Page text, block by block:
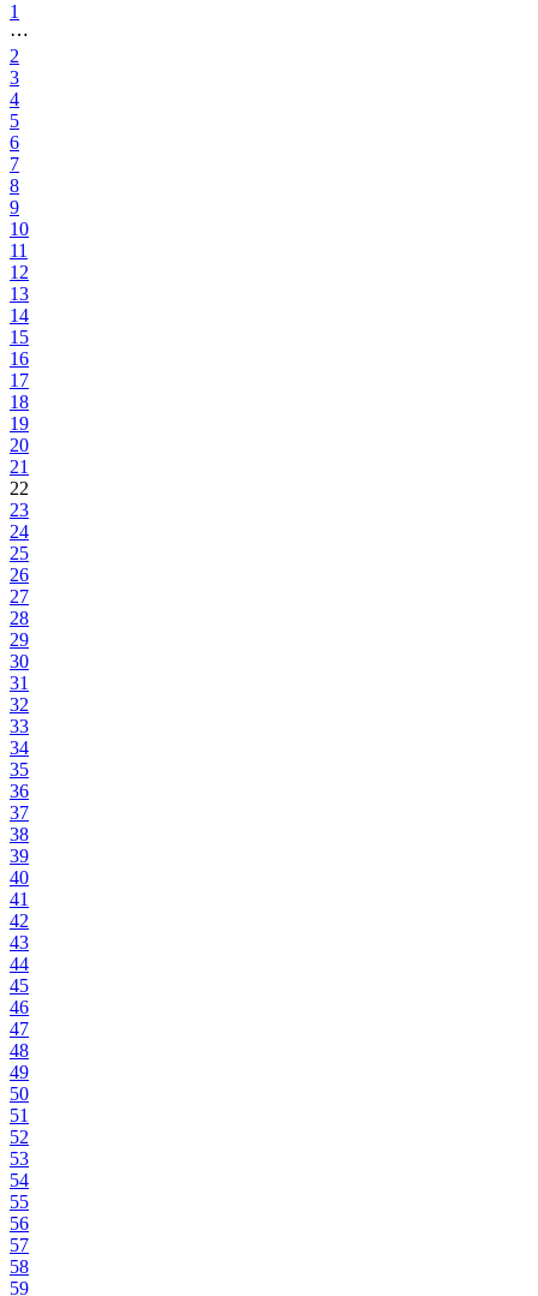
1
⋯
2
3
4
5
6
7
8
9
10
11
12
13
14
15
16
17
18
19
20
21
22
23
24
25
26
27
28
29
30
31
32
33
34
35
36
37
38
39
40
41
42
43
44
45
46
47
48
49
50
51
52
53
54
55
56
57
58
59